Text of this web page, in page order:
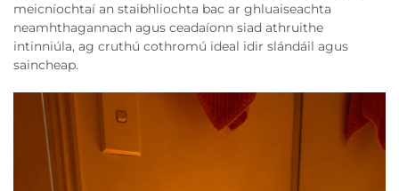
meicníochtaí an staibhliochta bac ar ghluaiseachta
neamhthagannach agus ceadaíonn siad athruithe
intinniúla, ag cruthú cothromú ideal idir slándáil agus
saincheap.